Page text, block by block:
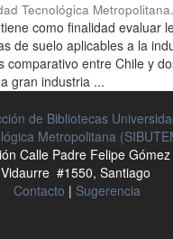
Tecnológica Metropolitana.
como finalidad evaluar
de suelo aplicables a la
comparativo entre Chile y
gran industria ...
de Bibliotecas
Metropolitana
Calle Padre Felipe
Vidaurre #1550, Santiago
Contacto | Sugerencia